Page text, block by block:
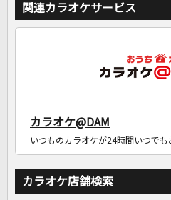
関連カラオケサービス
カラオケ@DAM
いつものカラオケが24時間いつでも
カラオケ店舗検索